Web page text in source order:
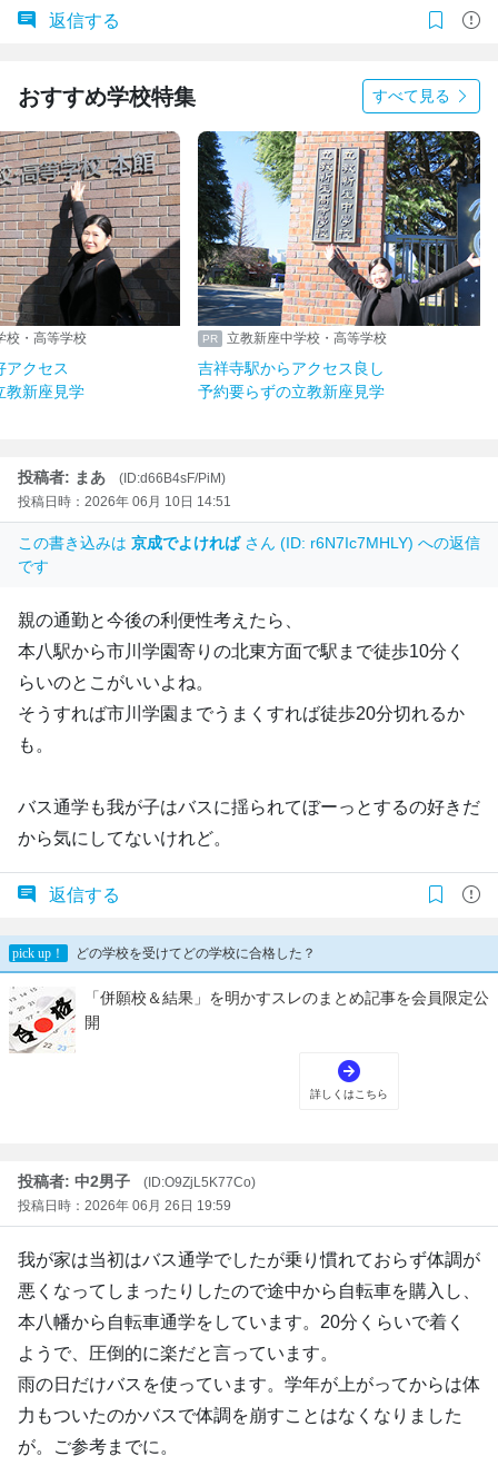
返信する
おすすめ学校特集 すべて見る
校・高等学校
アクセス
教新座見学
立教新座中学校・高等学校
吉祥寺駅からアクセス良し
予約要らずの立教新座見学
投稿者: まあ
(ID:d66B4sF/PiM)
投稿日時：2026年 06月 10日 14:51
この書き込みは 京成でよければ さん (ID: r6N7Ic7MHLY) への返信
です
親の通勤と今後の利便性考えたら、
本八駅から市川学園寄りの北東方面で駅まで徒歩10分く
らいのとこがいいよね。
そうすれば市川学園までうまくすれば徒歩20分切れるか
も。
バス通学も我が子はバスに揺られてぼーっとするの好きだ
から気にしてないけれど。
返信する
投稿者: 中2男子
(ID:O9ZjL5K77Co)
投稿日時：2026年 06月 26日 19:59
我が家は当初はバス通学でしたが乗り慣れておらず体調が
悪くなってしまったりしたので途中から自転車を購入し、
本八幡から自転車通学をしています。20分くらいで着く
ようで、圧倒的に楽だと言っています。
雨の日だけバスを使っています。学年が上がってからは体
力もついたのかバスで体調を崩すことはなくなりました
が。ご参考までに。